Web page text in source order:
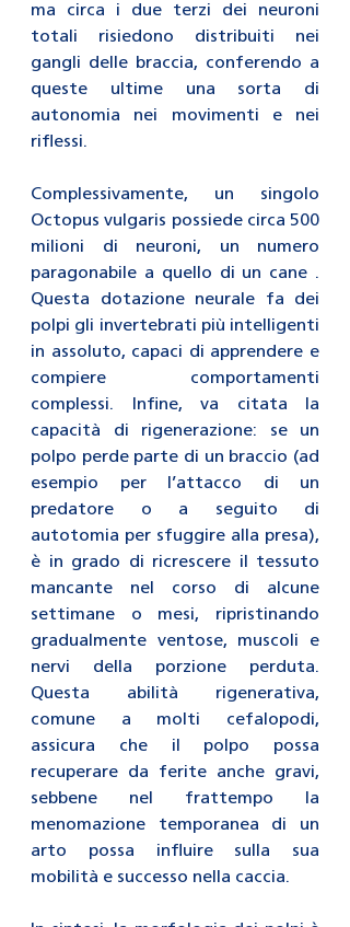
ma circa i due terzi dei neuroni
totali risiedono distribuiti nei
gangli delle braccia, conferendo a
queste ultime una sorta di
autonomia nei movimenti e nei
riflessi.
Complessivamente, un singolo
Octopus vulgaris possiede circa 500
milioni di neuroni, un numero
paragonabile a quello di un cane .
Questa dotazione neurale fa dei
polpi gli invertebrati più intelligenti
in assoluto, capaci di apprendere e
compiere comportamenti
complessi. Infine, va citata la
capacità di rigenerazione: se un
polpo perde parte di un braccio (ad
esempio per l’attacco di un
predatore o a seguito di
autotomia per sfuggire alla presa),
è in grado di ricrescere il tessuto
mancante nel corso di alcune
settimane o mesi, ripristinando
gradualmente ventose, muscoli e
nervi della porzione perduta.
Questa abilità rigenerativa,
comune a molti cefalopodi,
assicura che il polpo possa
recuperare da ferite anche gravi,
sebbene nel frattempo la
menomazione temporanea di un
arto possa influire sulla sua
mobilità e successo nella caccia.